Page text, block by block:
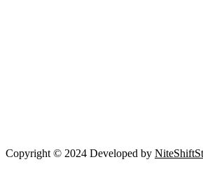
Copyright © 2024 Developed by